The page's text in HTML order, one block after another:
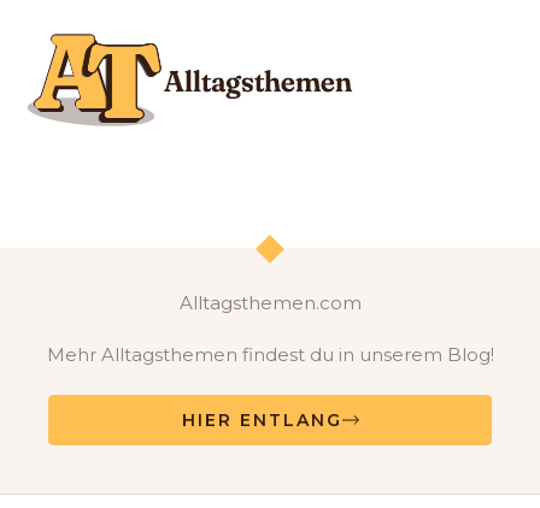
Alltagsthemen.com
Mehr Alltagsthemen findest du in unserem Blog!
HIER ENTLANG